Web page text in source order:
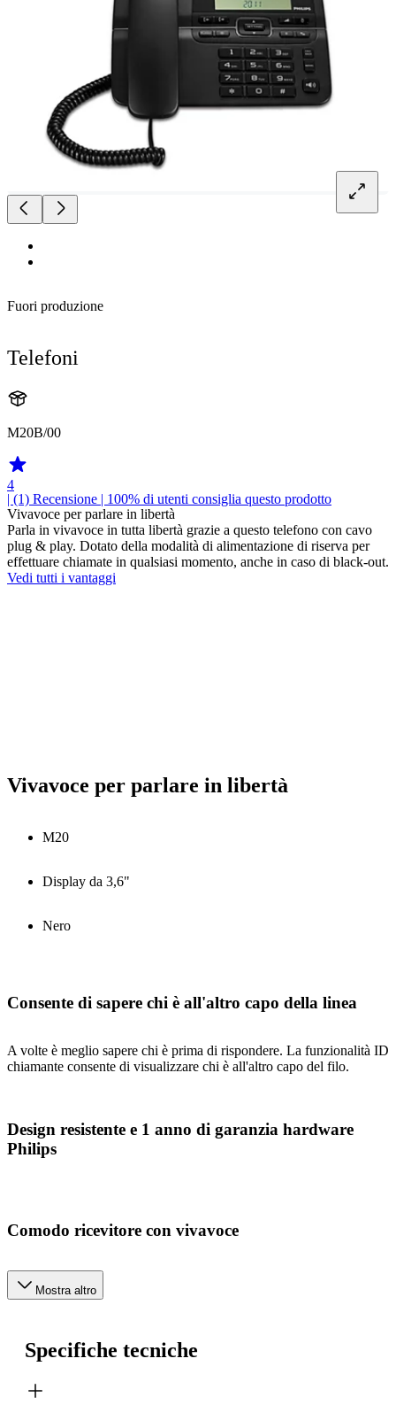
Fuori produzione
Telefoni
M20B/00
4
| (1) Recensione | 100% di utenti consiglia questo prodotto
Vivavoce per parlare in libertà
Parla in vivavoce in tutta libertà grazie a questo telefono con cavo
plug & play. Dotato della modalità di alimentazione di riserva per
effettuare chiamate in qualsiasi momento, anche in caso di black-out.
Vedi tutti i vantaggi
Vivavoce per parlare in libertà
M20
Display da 3,6"
Nero
Consente di sapere chi è all'altro capo della linea
A volte è meglio sapere chi è prima di rispondere. La funzionalità ID
chiamante consente di visualizzare chi è all'altro capo del filo.
Design resistente e 1 anno di garanzia hardware
Philips
Comodo ricevitore con vivavoce
Mostra altro
Specifiche tecniche